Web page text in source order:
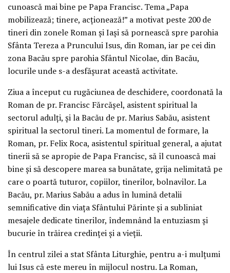
cunoască mai bine pe Papa Francisc. Tema „Papa
mobilizează; tinere, acționează!” a motivat peste 200 de
tineri din zonele Roman și Iași să pornească spre parohia
Sfânta Tereza a Pruncului Isus, din Roman, iar pe cei din
zona Bacău spre parohia Sfântul Nicolae, din Bacău,
locurile unde s-a desfășurat această activitate.
Ziua a început cu rugăciunea de deschidere, coordonată la
Roman de pr. Francisc Fărcășel, asistent spiritual la
sectorul adulți, și la Bacău de pr. Marius Sabău, asistent
spiritual la sectorul tineri. La momentul de formare, la
Roman, pr. Felix Roca, asistentul spiritual general, a ajutat
tinerii să se apropie de Papa Francisc, să îl cunoască mai
bine și să descopere marea sa bunătate, grija nelimitată pe
care o poartă tuturor, copiilor, tinerilor, bolnavilor. La
Bacău, pr. Marius Sabău a adus în lumină detalii
semnificative din viața Sfântului Părinte și a subliniat
mesajele dedicate tinerilor, îndemnând la entuziasm și
bucurie în trăirea credinței și a vieții.
În centrul zilei a stat Sfânta Liturghie, pentru a-i mulțumi
lui Isus că este mereu în mijlocul nostru. La Roman,